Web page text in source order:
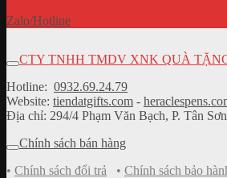
Zalo/Hotline
CTY TNHH TMDV XNK QUÀ
Hotline: 0932.69.24.79
Website: tiendatgifts.com -
Địa chỉ: 294/4 Phạm Văn Bạch, P. Tân
Chính sách bán hàng
• Chính sách đổi trả • Chính sách bảo